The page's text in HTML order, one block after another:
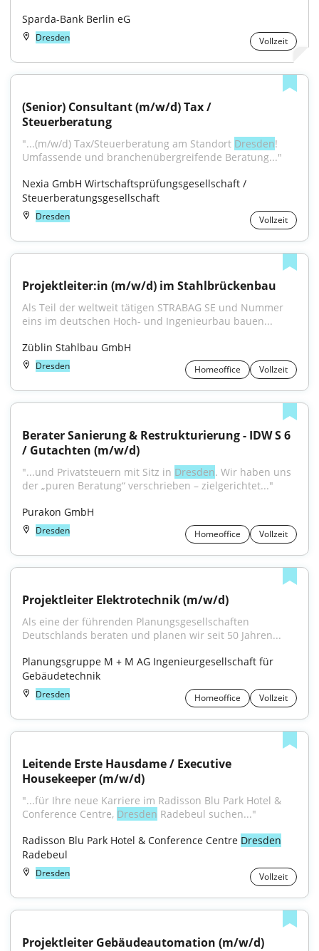
Sparda-Bank Berlin eG
Dresden Vollzeit
(Senior) Consultant (m/w/d) Tax /
Steuerberatung
"...(m/w/d) Tax/Steuerberatung am Standort Dresden!
Umfassende und branchenübergreifende Beratung..."
Nexia GmbH Wirtschaftsprüfungsgesellschaft /
Steuerberatungsgesellschaft
Dresden Vollzeit
Projektleiter:in (m/w/d) im Stahlbrückenbau
Als Teil der weltweit tätigen STRABAG SE und Nummer
eins im deutschen Hoch- und Ingenieurbau bauen...
Züblin Stahlbau GmbH
Dresden Homeoffice Vollzeit
Berater Sanierung & Restrukturierung - IDW S 6
/ Gutachten (m/w/d)
"...und Privatsteuern mit Sitz in Dresden. Wir haben uns
der „puren Beratung“ verschrieben – zielgerichtet..."
Purakon GmbH
Dresden Homeoffice Vollzeit
Projektleiter Elektrotechnik (m/w/d)
Als eine der führenden Planungsgesellschaften
Deutschlands beraten und planen wir seit 50 Jahren...
Planungsgruppe M + M AG Ingenieurgesellschaft für
Gebäudetechnik
Dresden Homeoffice Vollzeit
Leitende Erste Hausdame / Executive
Housekeeper (m/w/d)
"...für Ihre neue Karriere im Radisson Blu Park Hotel &
Conference Centre, Dresden Radebeul suchen..."
Radisson Blu Park Hotel & Conference Centre Dresden
Radebeul
Dresden Vollzeit
Projektleiter Gebäudeautomation (m/w/d)